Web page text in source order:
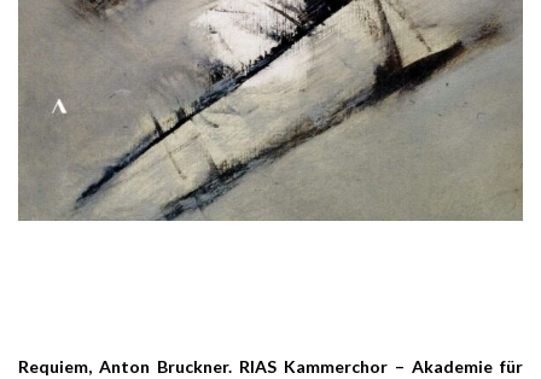
Requiem, Anton Bruckner. RIAS Kammerchor – Akademie für